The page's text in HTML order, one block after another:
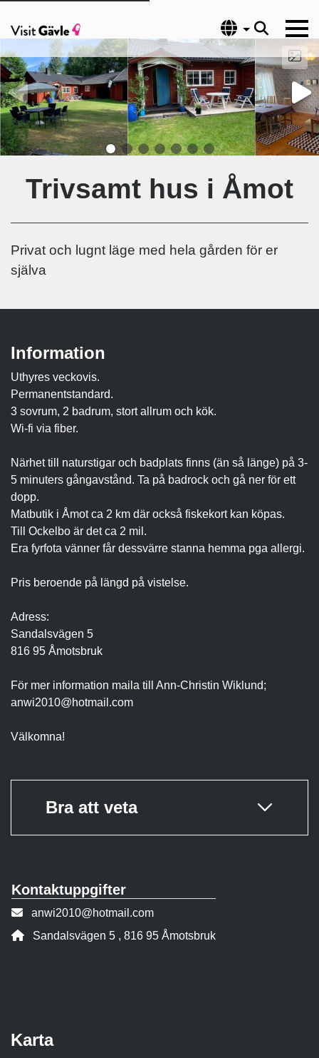
Språk
Trivsamt hus i Åmot
Privat och lugnt läge med hela gården för er
själva
Information
Uthyres veckovis.
Permanentstandard.
3 sovrum, 2 badrum, stort allrum och kök.
Wi-fi via fiber.
Närhet till naturstigar och badplats finns (än så länge) på 3-
5 minuters gångavstånd. Ta på badrock och gå ner för ett
dopp.
Matbutik i Åmot ca 2 km där också fiskekort kan köpas.
Till Ockelbo är det ca 2 mil.
Era fyrfota vänner får dessvärre stanna hemma pga allergi.
Pris beroende på längd på vistelse.
Adress:
Sandalsvägen 5
816 95 Åmotsbruk
För mer information maila till Ann-Christin Wiklund;
anwi2010@hotmail.com
Välkomna!
Bra att veta
Kontaktuppgifter
E-post:
anwi2010@hotmail.com
Adress:
Sandalsvägen 5 , 816 95 Åmotsbruk
Karta